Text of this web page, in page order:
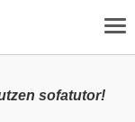
sofatutor!